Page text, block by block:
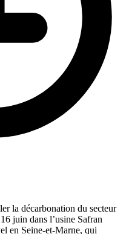
la décarbonation du secteur
juin dans l’usine Safran
en Seine-et-Marne, qui